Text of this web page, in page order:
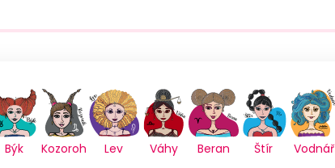
Býk Kozoroh Lev Váhy Beran Štír Vodnář